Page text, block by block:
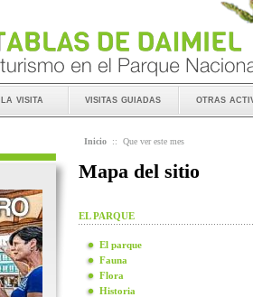
la visita visitas guiadas otras
Inicio :: Que ver este mes
Mapa del sitio
EL PARQUE
El parque
Fauna
Flora
Historia